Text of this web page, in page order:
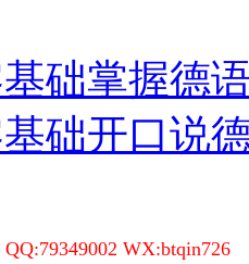
础掌握德
础开口说
WX:btqin726